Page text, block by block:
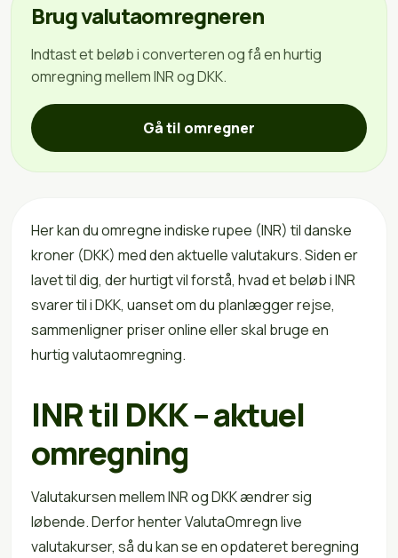
Brug valutaomregneren
Indtast et beløb i converteren og få en hurtig
omregning mellem INR og DKK.
Gå til omregner
Her kan du omregne indiske rupee (INR) til danske
kroner (DKK) med den aktuelle valutakurs. Siden er
lavet til dig, der hurtigt vil forstå, hvad et beløb i INR
svarer til i DKK, uanset om du planlægger rejse,
sammenligner priser online eller skal bruge en
hurtig valutaomregning.
INR til DKK – aktuel
omregning
Valutakursen mellem INR og DKK ændrer sig
løbende. Derfor henter ValutaOmregn live
valutakurser, så du kan se en opdateret beregning